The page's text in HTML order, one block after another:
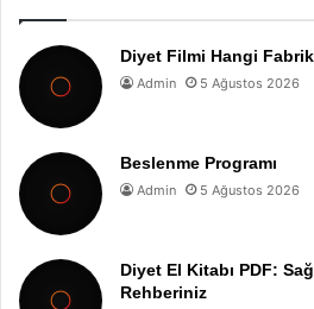
Diyet Filmi Hangi
Admin 5 Ağustos 2026
Beslenme Programı
Admin 5 Ağustos 2026
Diyet El Kitabı PDF:
Rehberiniz